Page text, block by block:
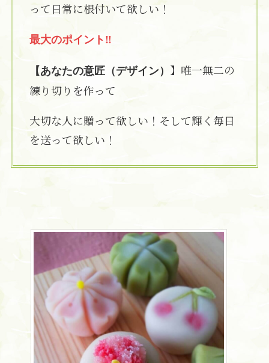
って日常に根付いて欲しい！
最大のポイント‼
【あなたの意匠（デザイン） 】唯一無二の
練り切りを作って
大切な人に贈って欲しい！そして輝く毎日
を送って欲しい！